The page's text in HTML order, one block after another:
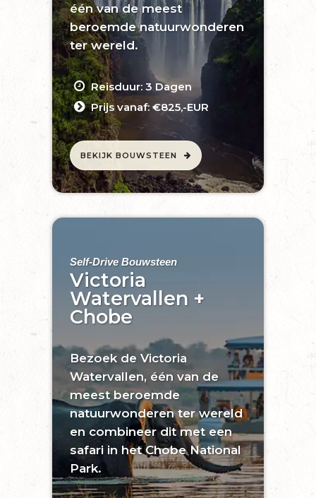
één van de meest
beroemde natuurwonderen
ter wereld.
Reisduur: 3 Dagen
Prijs vanaf: €825,-EUR
BEKIJK BOUWSTEEN
Self-Drive Bouwsteen
Victoria
Watervallen +
Chobe
Bezoek de Victoria
Watervallen, één van de
meest beroemde
natuurwonderen ter wereld
en combineer dit met een
safari in het Chobe National
Park.